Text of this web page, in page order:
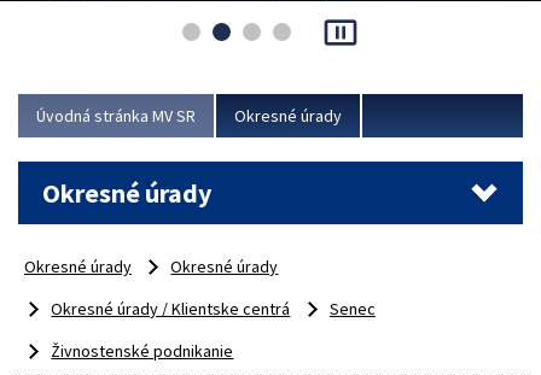
asociácie poisťovní (SLASPO) a Ministerstva vnútra SR.
Viac
pause_presentation
Úvodná stránka MV SR Okresné úrady
Okresné úrady
Okresné úrady
Okresné úrady
Okresné úrady / Klientske centrá
Senec
Živnostenské podnikanie